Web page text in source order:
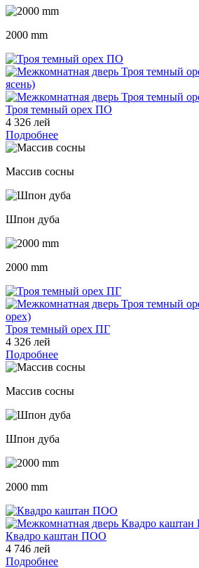
2000 mm
Троя темный орех ПО
4 326 лей
Подробнее
Массив сосны
Шпон дуба
2000 mm
Троя темный орех ПГ
4 326 лей
Подробнее
Массив сосны
Шпон дуба
2000 mm
Квадро каштан ПОО
4 746 лей
Подробнее